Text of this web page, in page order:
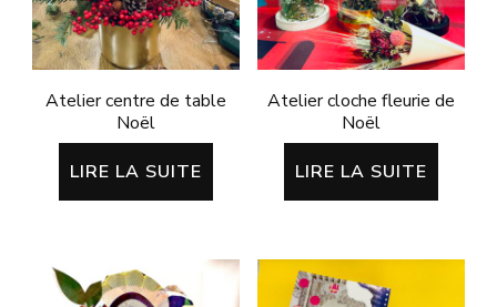
Atelier centre de table
Noël
LIRE LA SUITE
Atelier cloche fleurie de
Noël
LIRE LA SUITE